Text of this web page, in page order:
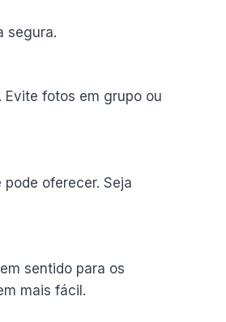
segura.
Evite fotos em grupo ou
oferecer. Seja
sentido para os
mais fácil.